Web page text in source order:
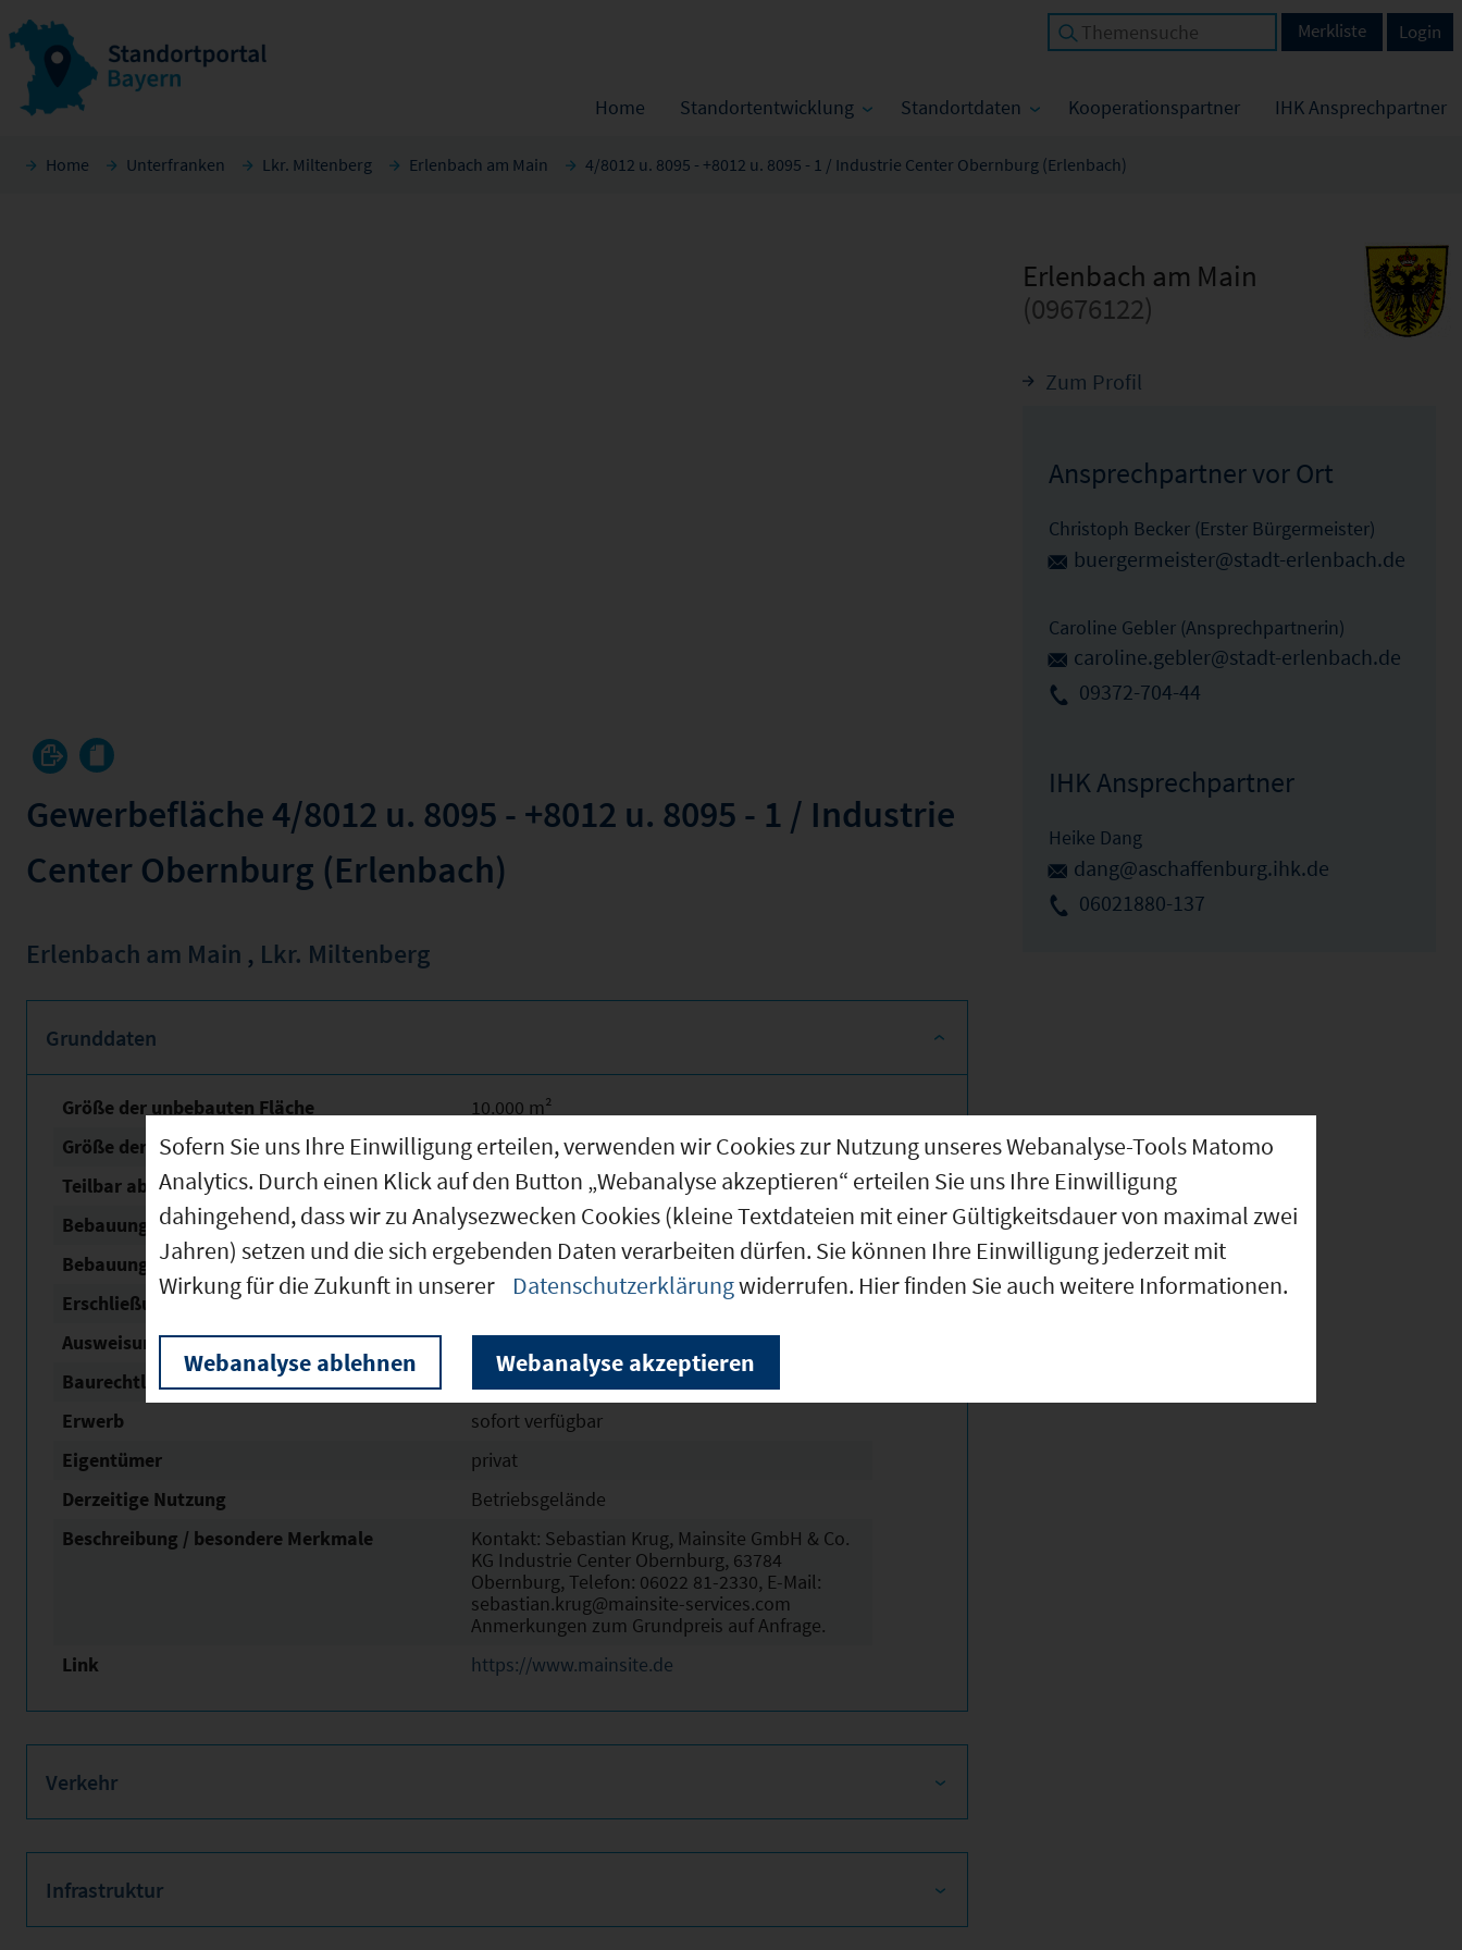
Home Standortentwicklung Standortdaten Kooperationspartner IHK Ansprechpartner
Login
Merkliste
Home Unterfranken Lkr. Miltenberg Erlenbach am Main 4/8012 u. 8095 - +8012 u. 8095 - 1 / Industrie Center Obernburg (Erlenbach)
Gewerbefläche 4/8012 u. 8095 - +8012 u. 8095 - 1 / Industrie
Center Obernburg (Erlenbach)
Erlenbach am Main , Lkr. Miltenberg
Grunddaten
Größe der unbebauten Fläche
10.000 m²
Größe der Fläche mit Baurecht
10.000 m²
Teilbar ab
3.000 m²
Bebauungsplan Nr. / Name
Industrie Center Obernburg (Erlenbach)
Bebauungsplan Status
§35 BauGB
Erschließung
Ausweisung Nach Bau NVO
Industriegebiet (GI)Erläuterungen
Baurechtliche Verfügbarkeit
sofort verfügbar
Erwerb
sofort verfügbar
Eigentümer
privat
Derzeitige Nutzung
Betriebsgelände
Beschreibung / besondere Merkmale
Kontakt: Sebastian Krug, Mainsite GmbH & Co.
KG Industrie Center Obernburg, 63784
Obernburg, Telefon: 06022 81-2330, E-Mail:
sebastian.krug@mainsite-services.com
Anmerkungen zum Grundpreis auf Anfrage.
Link
https://www.mainsite.de
Verkehr
Infrastruktur
Erlenbach am Main
(09676122)
Zum Profil
Ansprechpartner vor Ort
Christoph Becker (Erster Bürgermeister)
buergermeister@stadt-erlenbach.de
Caroline Gebler (Ansprechpartnerin)
caroline.gebler@stadt-erlenbach.de
09372-704-44
IHK Ansprechpartner
Heike Dang
dang@aschaffenburg.ihk.de
06021880-137
Sofern Sie uns Ihre Einwilligung erteilen, verwenden wir Cookies zur Nutzung unseres Webanalyse-Tools Matomo
Analytics. Durch einen Klick auf den Button „Webanalyse akzeptieren“ erteilen Sie uns Ihre Einwilligung
dahingehend, dass wir zu Analysezwecken Cookies (kleine Textdateien mit einer Gültigkeitsdauer von maximal zwei
Jahren) setzen und die sich ergebenden Daten verarbeiten dürfen. Sie können Ihre Einwilligung jederzeit mit
Wirkung für die Zukunft in unserer
Datenschutzerklärungwiderrufen. Hier finden Sie auch weitere Informationen.
Webanalyse ablehnen Webanalyse akzeptieren